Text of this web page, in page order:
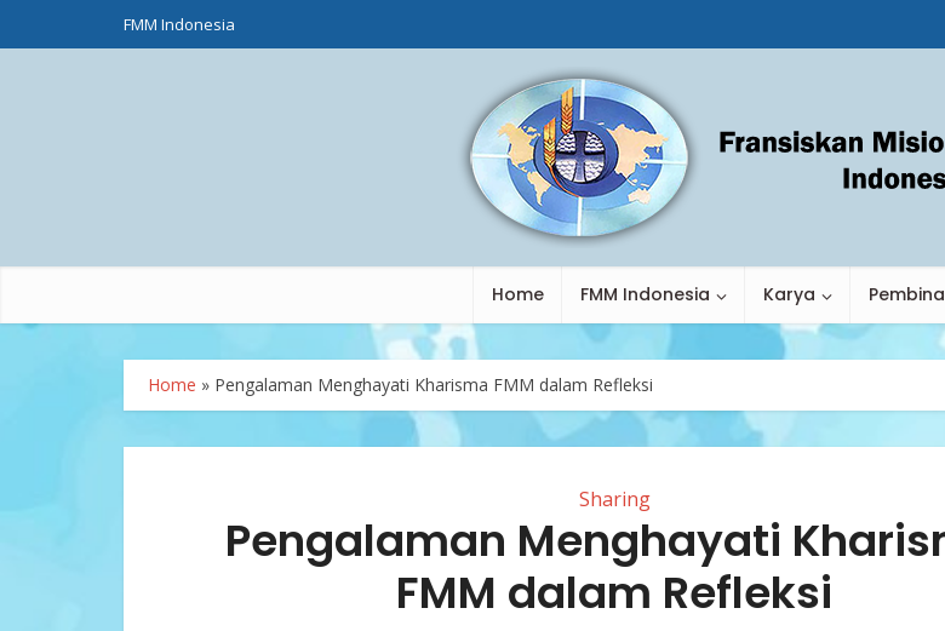
FMM Indonesia
Home FMM Indonesia Karya
Home » Pengalaman Menghayati Kharisma FMM dalam Refleksi
Sharing
Pengalaman Menghayati
FMM dalam Refleksi